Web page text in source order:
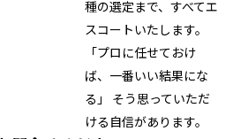
種の選定まで、すべてエ
スコートいたします。
「プロに任せておけ
ば、一番いい結果にな
る」 そう思っていただ
ける自信があります。